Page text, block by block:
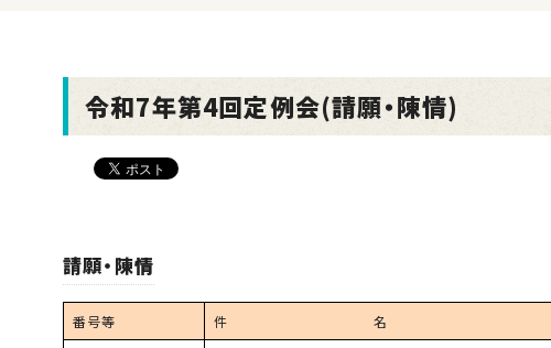
令和7年第4回定例会(請願・陳情)
請願・陳情
番号等 件 名